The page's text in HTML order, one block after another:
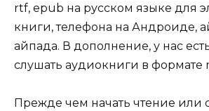
rtf, epub на русском языке для
книги, телефона на Андроиде,
айпада. В дополнение, у нас
слушать аудиокниги в формате
Прежде чем начать чтение или